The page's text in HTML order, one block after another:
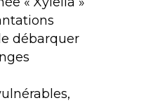
débarquer